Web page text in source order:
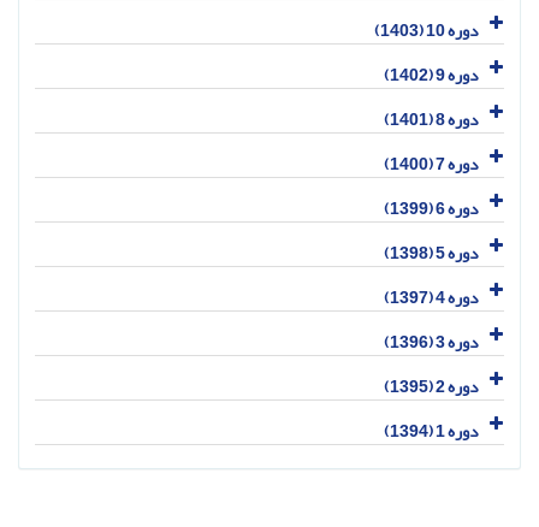
دوره 10 (1403)
دوره 9 (1402)
دوره 8 (1401)
دوره 7 (1400)
دوره 6 (1399)
دوره 5 (1398)
دوره 4 (1397)
دوره 3 (1396)
دوره 2 (1395)
دوره 1 (1394)